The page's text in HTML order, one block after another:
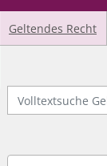
Kirchenrecht
Geltendes Recht
Volltextsuche